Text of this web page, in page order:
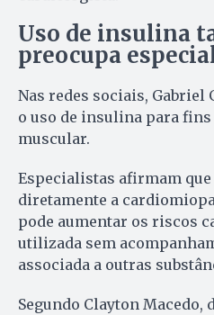
Uso de insulina
preocupa
Nas redes sociais, Gabriel
o uso de insulina para
muscular.
Especialistas afirmam
diretamente a
pode aumentar os riscos
utilizada sem
associada a outras
Segundo Clayton Macedo,